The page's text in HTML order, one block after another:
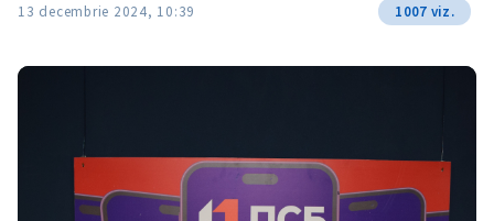
13 decembrie 2024, 10:39 1007 viz.